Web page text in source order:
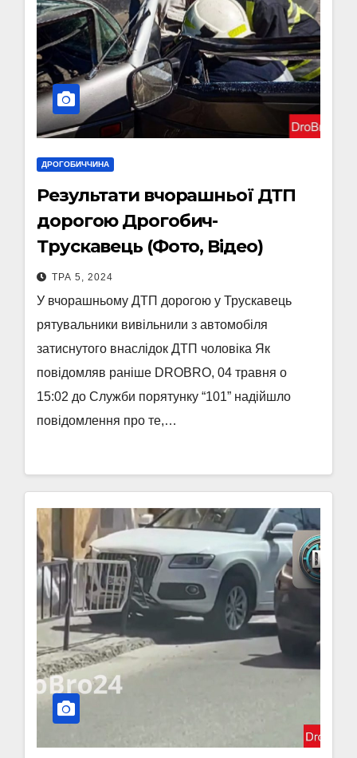
ДРОГОБИЧЧИНА
Результати вчорашньої ДТП
дорогою Дрогобич-
Трускавець (Фото, Відео)
ТРА 5, 2024
У вчорашньому ДТП дорогою у Трускавець
рятувальники вивільнили з автомобіля
затиснутого внаслідок ДТП чоловіка Як
повідомляв раніше DROBRO, 04 травня о
15:02 до Служби порятунку “101” надійшло
повідомлення про те,…